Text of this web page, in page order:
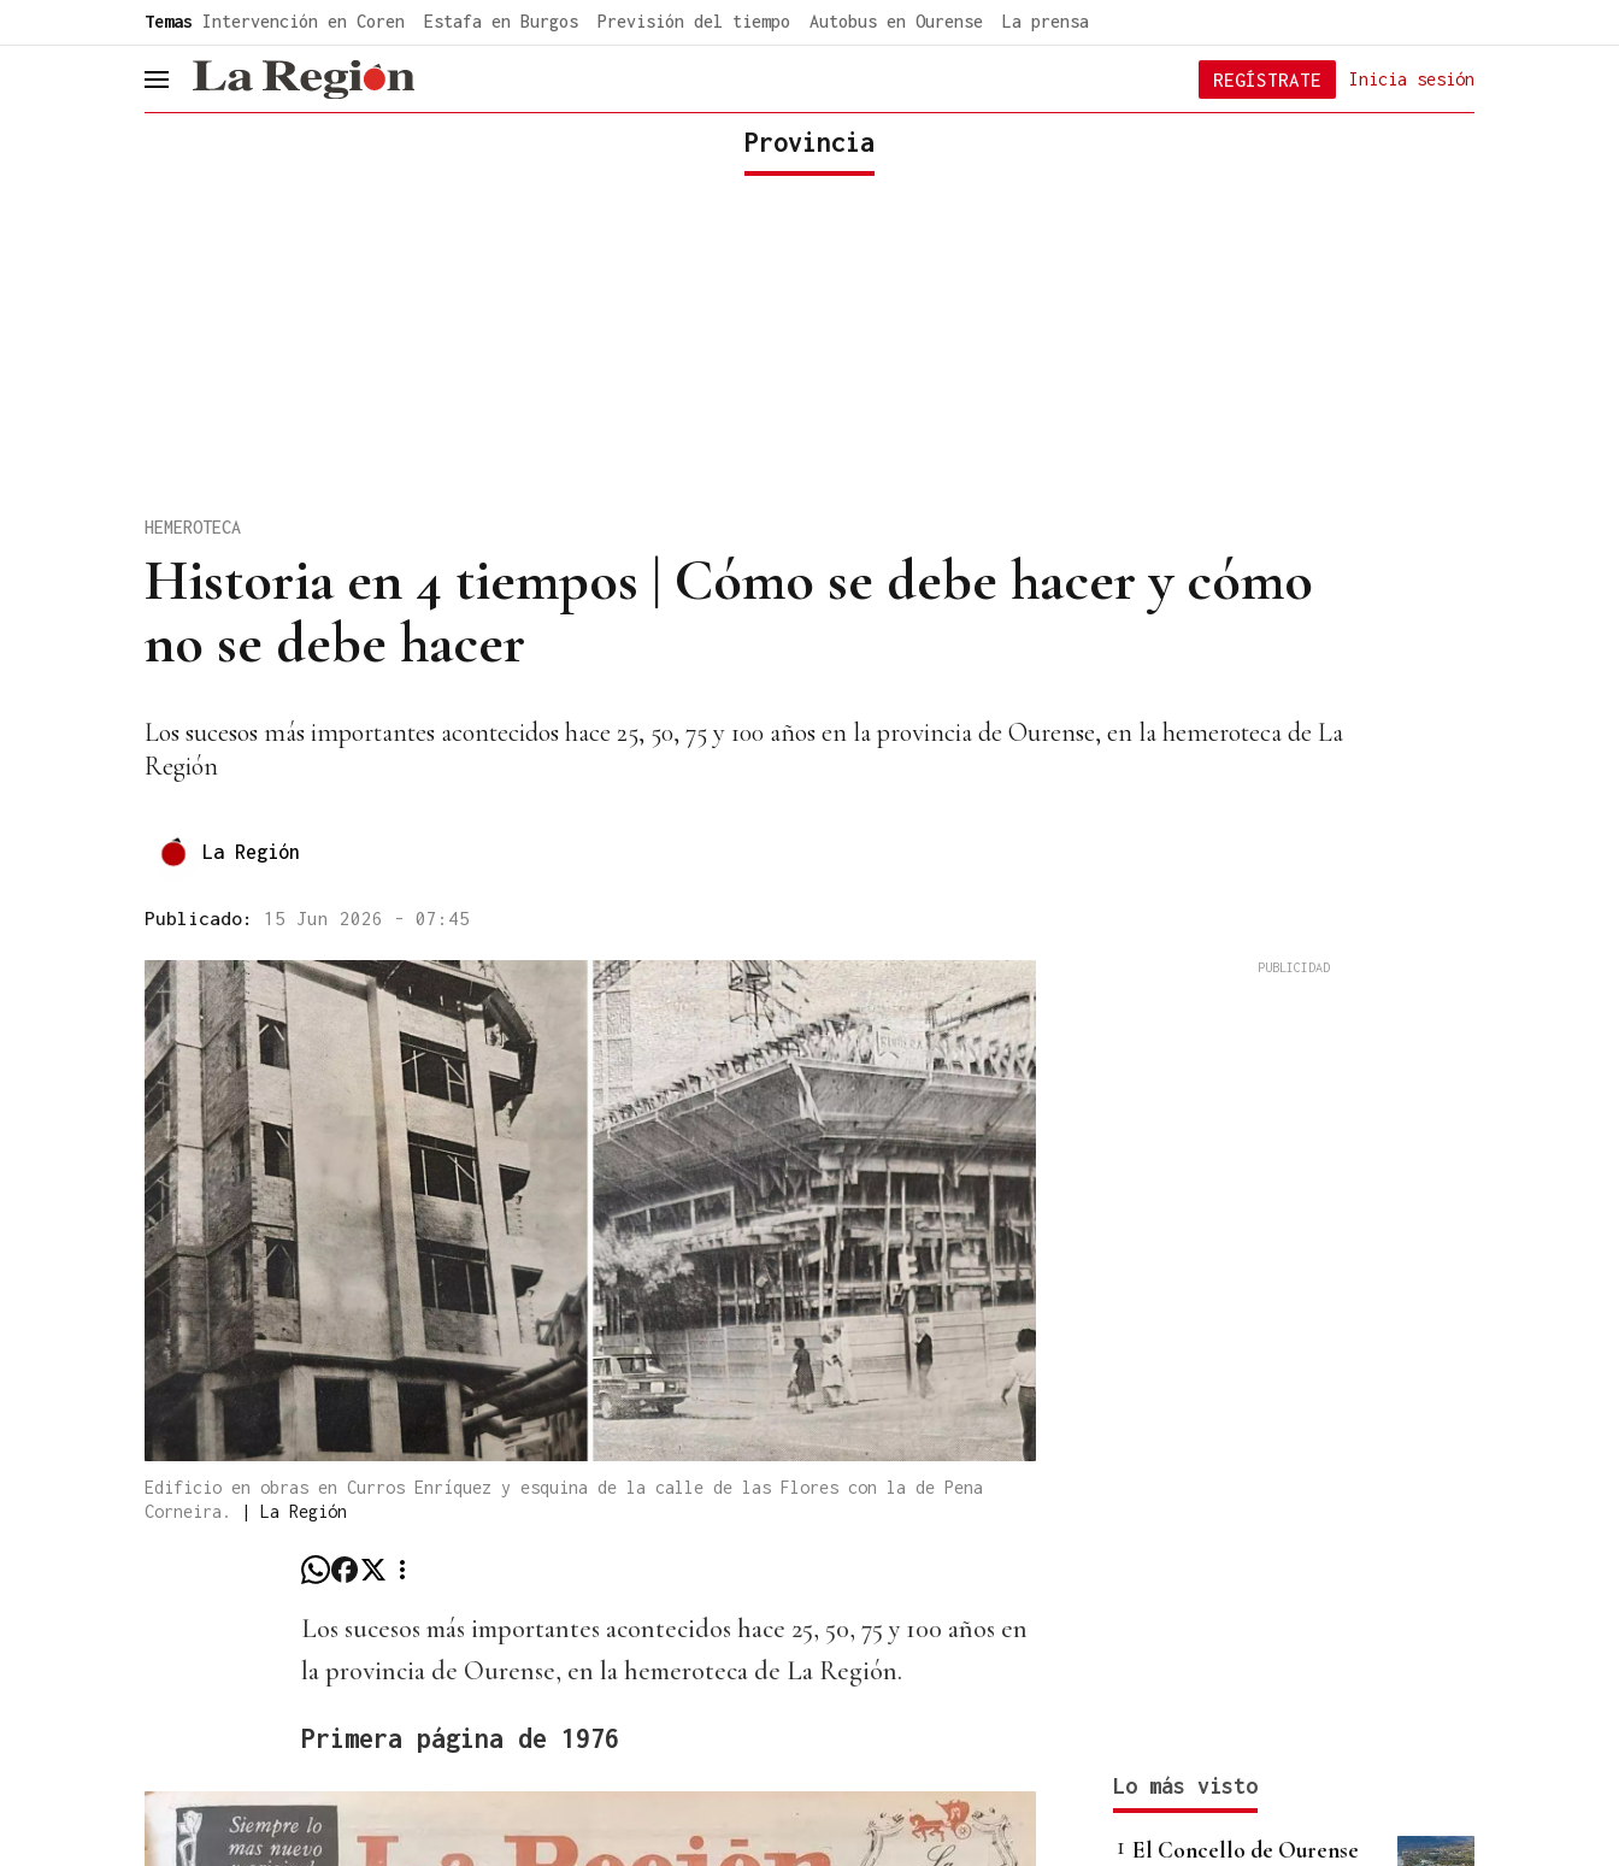
Temas Intervención en Coren Estafa en Burgos Previsión del tiempo Autobus en Ourense La prensa
header.menu.open Inicia sesión
REGÍSTRATE
Provincia
Historia en 4 tiempos | Cómo se debe hacer y cómo
no se debe hacer
HEMEROTECA
Los sucesos más importantes acontecidos hace 25, 50, 75 y 100 años en la provincia de Ourense, en la hemeroteca de La
Región
La Región
Publicado: 15 Jun 2026 - 07:45
Edificio en obras en Curros Enríquez y esquina de la calle de las Flores con la de Pena
Corneira.
| La Región
Los sucesos más importantes acontecidos hace 25, 50, 75 y 100 años en
la provincia de Ourense, en la hemeroteca de La Región.
Primera página de 1976
Lo más visto
El Concello de Ourense